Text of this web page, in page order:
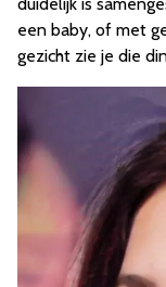
een baby, of met
gezicht zie je die